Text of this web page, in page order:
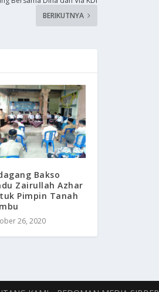
BERIKUTNYA
Bakso
Zairullah Azhar
Pimpin Tanah
26, 2020